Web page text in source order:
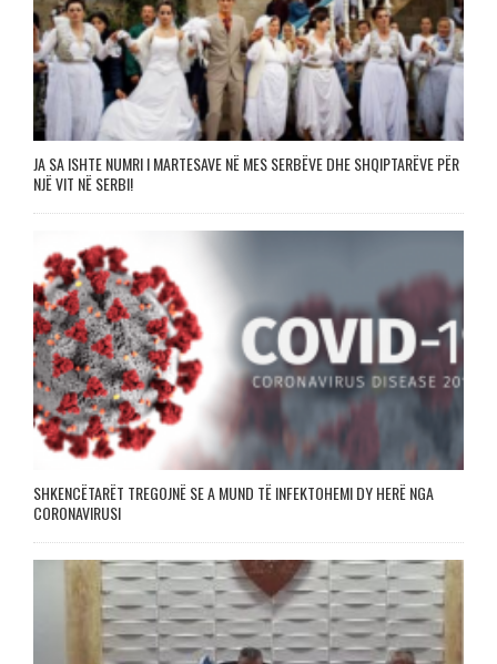
JA SA ISHTE NUMRI I MARTESAVE NË MES SERBËVE DHE SHQIPTARËVE PËR
NJË VIT NË SERBI!
SHKENCËTARËT TREGOJNË SE A MUND TË INFEKTOHEMI DY HERË NGA
CORONAVIRUSI